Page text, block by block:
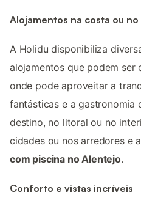
Alojamentos na costa ou
A Holidu disponibiliza
alojamentos que podem ser
onde pode aproveitar a
fantásticas e a gastronomia
destino, no litoral ou no
cidades ou nos arredores e
com piscina no Alentejo.
Conforto e vistas incríveis